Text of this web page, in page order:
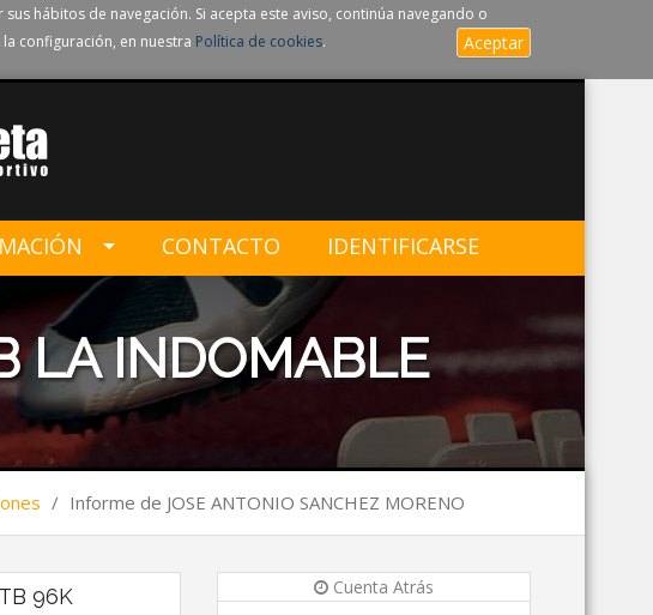
hábitos de navegación. Si acepta este aviso, continúa navegando o
configuración, en nuestra Política de cookies. Aceptar
CONTACTO IDENTIFICARSE
LA INDOMABLE
/ Informe de JOSE ANTONIO SANCHEZ MORENO
96K Cuenta Atrás